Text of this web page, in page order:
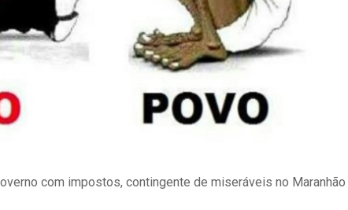
com impostos, contingente de miseráveis no Maranhão